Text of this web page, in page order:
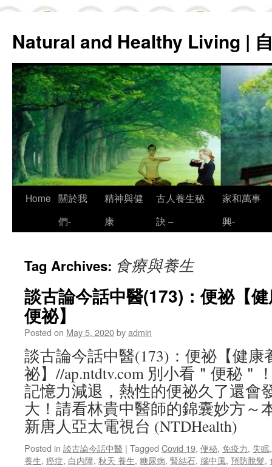
Natural and Healthy Living |
Skip
Home 關於我
們-
精神與健
康
古人養生秘
訣 –
家和萬事
興-
Tag Archives: 食療與養生
談古論今話中醫(173)：便祕【
便祕】
Posted on May 5, 2020byadmin
談古論今話中醫(173)：便祕【健康
祕】//ap.ntdtv.com 別小看＂便秘＂
記憶力減退，熱性的便祕久了還會
大！請看林貴中醫師的錦囊妙方～
新唐人亞太電視台 (NTDHealth)
Posted in 談古論今話中醫 | Tagged Covid 19, 便秘, 免疫力, 失眠
養生, 癌症, 白内障, 秋天 養生, 糖尿病, 腎結石, 腦中風, 預防脫髮,